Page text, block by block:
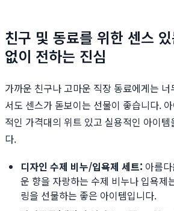
친구 및 동료를 위한 센스
없이 전하는 진심
가까운 친구나 고마운 직장 동료에게는
서도 센스가 돋보이는 선물이 좋습니다.
적인 가격대의 위트 있고 실용적인 아이
다.
디자인 수제 비누/입욕제 세트: 아름
운 향을 자랑하는 수제 비누나 입욕제
링을 선물하는 좋은 아이템입니다.